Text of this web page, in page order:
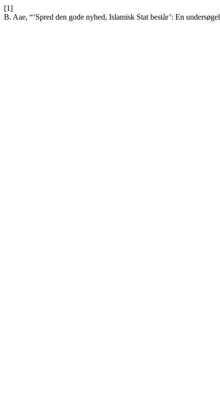
[1]
B. Aae, “‘Spred den gode nyhed, Islamisk Stat består’: En